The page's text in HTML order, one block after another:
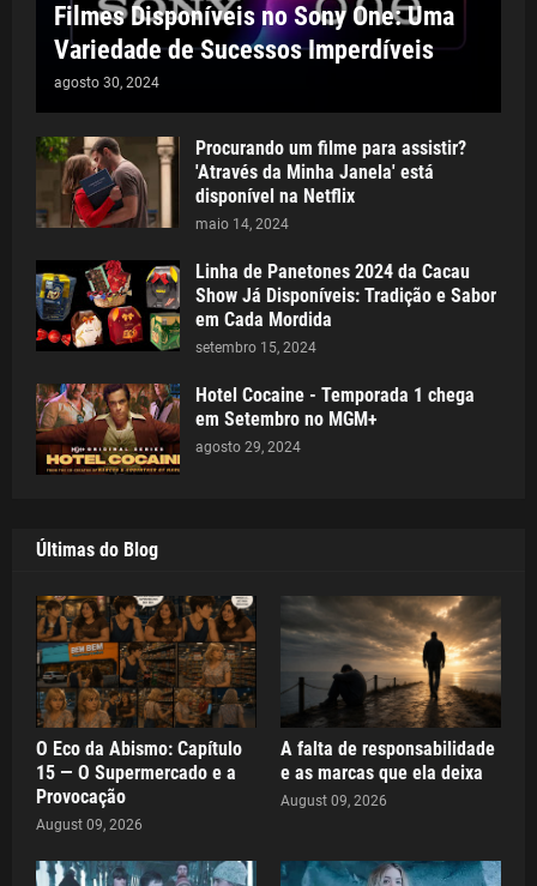
Filmes Disponíveis no Sony One: Uma
Variedade de Sucessos Imperdíveis
agosto 30, 2024
Procurando um filme para assistir?
'Através da Minha Janela' está
disponível na Netflix
maio 14, 2024
Linha de Panetones 2024 da Cacau
Show Já Disponíveis: Tradição e Sabor
em Cada Mordida
setembro 15, 2024
Hotel Cocaine - Temporada 1 chega
em Setembro no MGM+
agosto 29, 2024
Últimas do Blog
O Eco da Abismo: Capítulo
15 — O Supermercado e a
Provocação
August 09, 2026
A falta de responsabilidade
e as marcas que ela deixa
August 09, 2026